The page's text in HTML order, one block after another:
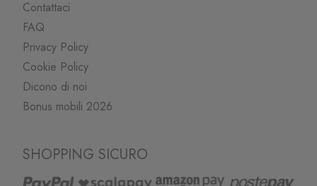
Contattaci
FAQ
Privacy Policy
Cookie Policy
Dicono di noi
Bonus mobili 2026
SHOPPING SICURO